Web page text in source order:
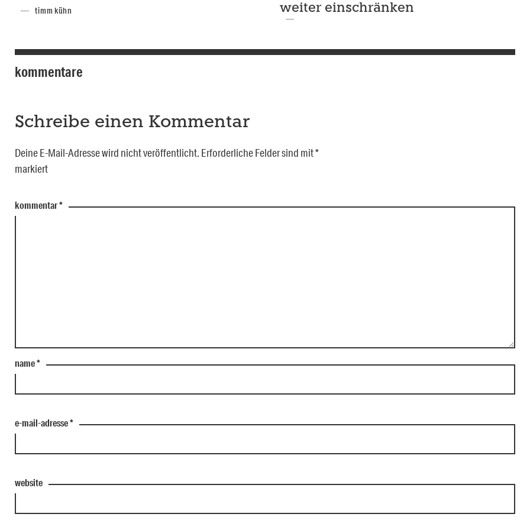
timm kühn
weiter einschränken
kommentare
Schreibe einen Kommentar
Deine E-Mail-Adresse wird nicht veröffentlicht. Erforderliche Felder sind mit*
markiert
kommentar*
name*
e-mail-adresse*
website